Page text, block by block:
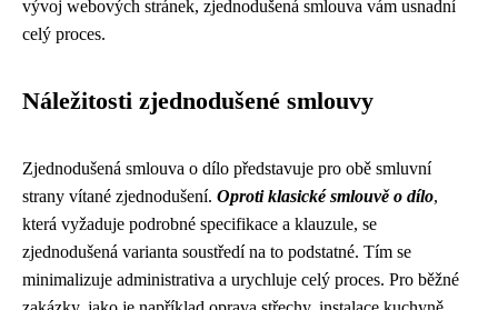
vývoj webových stránek, zjednodušená smlouva vám usnadní
celý proces.
Náležitosti zjednodušené smlouvy
Zjednodušená smlouva o dílo představuje pro obě smluvní
strany vítané zjednodušení. Oproti klasické smlouvě o dílo,
která vyžaduje podrobné specifikace a klauzule, se
zjednodušená varianta soustředí na to podstatné. Tím se
minimalizuje administrativa a urychluje celý proces. Pro běžné